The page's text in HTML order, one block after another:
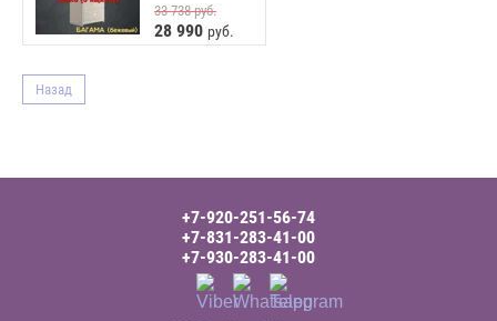
33 738руб.
28 990 руб.
Назад
+7-920-251-56-74
+7-831-283-41-00
+7-930-283-41-00